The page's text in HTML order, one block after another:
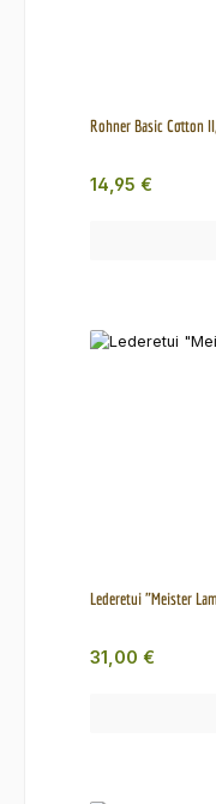
Rohner Basic Cotton
Regulärer Preis:
14,95 €
Lederetui "Meister
Regulärer Preis:
31,00 €